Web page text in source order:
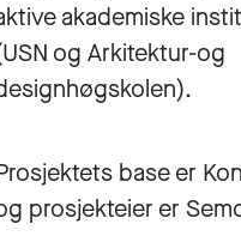
akademiske
og Arkitektur-og
base er
prosjekteier er